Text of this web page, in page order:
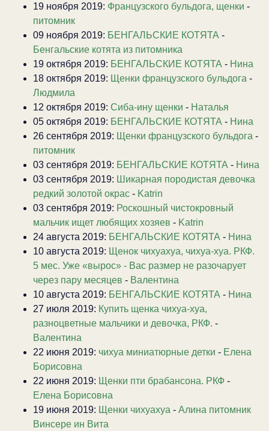
19 ноября 2019: Французского бульдога, щенки -
питомник
09 ноября 2019: БЕНГАЛЬСКИЕ КОТЯТА -
Бенгальские котята из питомника
19 октября 2019: БЕНГАЛЬСКИЕ КОТЯТА - Нина
18 октября 2019: Щенки французского бульдога -
Людмила
12 октября 2019: Сиба-ину щенки - Наталья
05 октября 2019: БЕНГАЛЬСКИЕ КОТЯТА - Нина
26 сентября 2019: Щенки французского бульдога -
питомник
03 сентября 2019: БЕНГАЛЬСКИЕ КОТЯТА - Нина
03 сентября 2019: Шикарная породистая девочка
редкий золотой окрас - Katrin
03 сентября 2019: Роскошный чистокровный
мальчик ищет любящих хозяев - Katrin
24 августа 2019: БЕНГАЛЬСКИЕ КОТЯТА - Нина
10 августа 2019: Щенок чихуахуа, чихуа-хуа. РКФ.
5 мес. Уже «вырос» - Вас размер не разочарует
через пару месяцев - Валентина
10 августа 2019: БЕНГАЛЬСКИЕ КОТЯТА - Нина
27 июля 2019: Купить щенка чихуа-хуа,
разноцветные мальчики и девочка, РКФ. -
Валентина
22 июня 2019: чихуа миниатюрные детки - Елена
Борисовна
22 июня 2019: Щенки пти брабансона. РКФ -
Елена Борисовна
19 июня 2019: Щенки чихуахуа - Алина питомник
Винсере ин Вита